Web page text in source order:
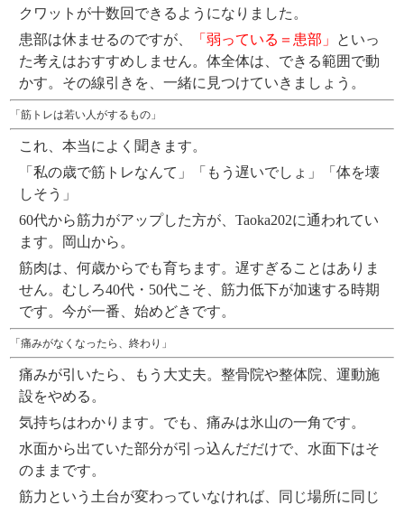
クワットが十数回できるようになりました。
患部は休ませるのですが、
「弱っている＝患部」
といっ
た考えはおすすめしません。体全体は、できる範囲で動
かす。その線引きを、一緒に見つけていきましょう。
「筋トレは若い人がするもの」
これ、本当によく聞きます。
「私の歳で筋トレなんて」「もう遅いでしょ」「体を壊
しそう」
60代から筋力がアップした方が、Taoka202に通われてい
ます。岡山から。
筋肉は、何歳からでも育ちます。遅すぎることはありま
せん。むしろ40代・50代こそ、筋力低下が加速する時期
です。今が一番、始めどきです。
「痛みがなくなったら、終わり」
痛みが引いたら、もう大丈夫。整骨院や整体院、運動施
設をやめる。
気持ちはわかります。でも、痛みは氷山の一角です。
水面から出ていた部分が引っ込んだだけで、水面下はそ
のままです。
筋力という土台が変わっていなければ、同じ場所に同じ